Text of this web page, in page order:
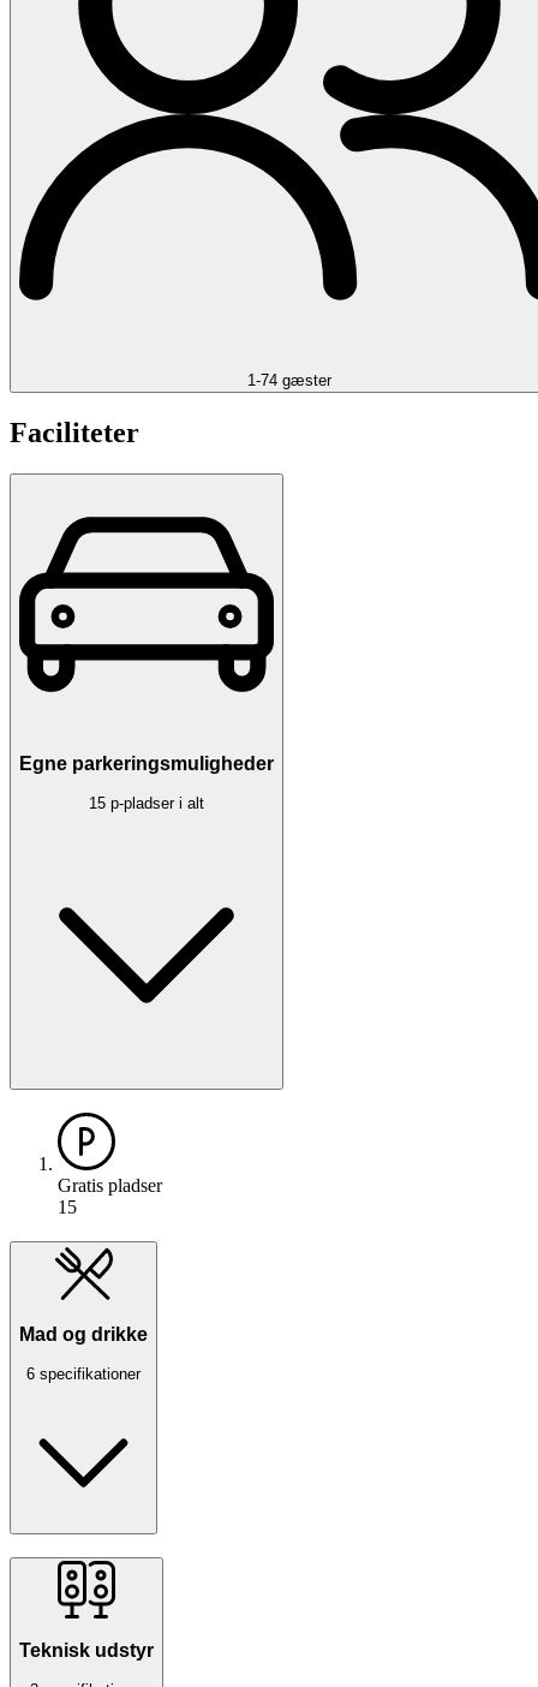
1-74 gæster
Faciliteter
Egne parkeringsmuligheder
15 p-pladser i alt
Gratis pladser
15
Mad og drikke
6 specifikationer
Teknisk udstyr